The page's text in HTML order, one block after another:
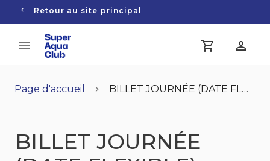
Retour au site principal
Page d'accueil BILLET JOURNÉE (DATE FLEXIBLE)
BILLET JOURNÉE